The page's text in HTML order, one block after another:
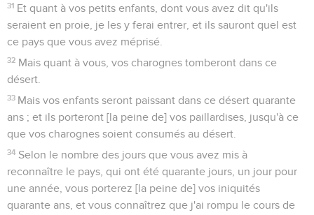
31 Et quant à vos petits enfants, dont vous avez dit qu'ils
seraient en proie, je les y ferai entrer, et ils sauront quel est
ce pays que vous avez méprisé.
32 Mais quant à vous, vos charognes tomberont dans ce
désert.
33 Mais vos enfants seront paissant dans ce désert quarante
ans ; et ils porteront [la peine de] vos paillardises, jusqu'à ce
que vos charognes soient consumés au désert.
34 Selon le nombre des jours que vous avez mis à
reconnaître le pays, qui ont été quarante jours, un jour pour
une année, vous porterez [la peine de] vos iniquités
quarante ans, et vous connaîtrez que j'ai rompu le cours de